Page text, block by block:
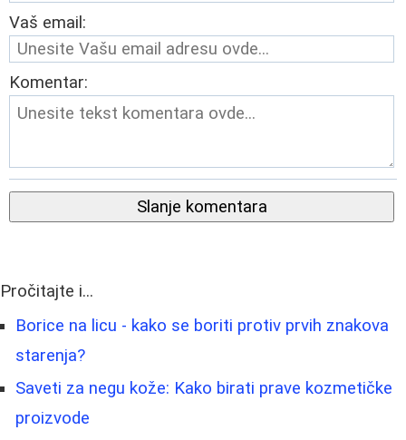
Vaš email:
Komentar:
Slanje komentara
Pročitajte i...
Borice na licu - kako se boriti protiv prvih znakova
starenja?
Saveti za negu kože: Kako birati prave kozmetičke
proizvode